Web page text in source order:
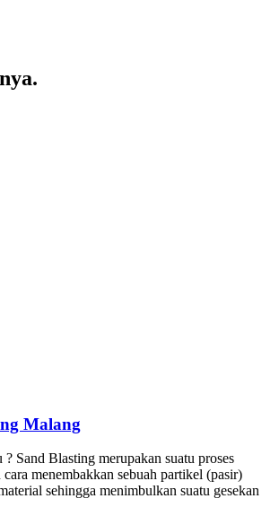
Malang
Sand Blasting merupakan suatu proses
cara menembakkan sebuah partikel (pasir)
sehingga menimbulkan suatu gesekan